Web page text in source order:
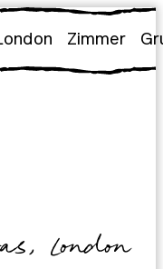
Zimmer
London